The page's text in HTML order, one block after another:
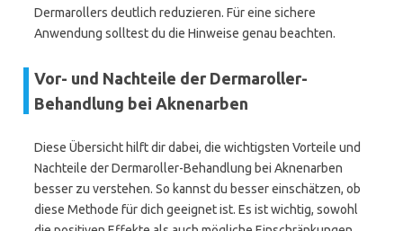
Dermarollers deutlich reduzieren. Für eine sichere
Anwendung solltest du die Hinweise genau beachten.
Vor- und Nachteile der Dermaroller-
Behandlung bei Aknenarben
Diese Übersicht hilft dir dabei, die wichtigsten Vorteile und
Nachteile der Dermaroller-Behandlung bei Aknenarben
besser zu verstehen. So kannst du besser einschätzen, ob
diese Methode für dich geeignet ist. Es ist wichtig, sowohl